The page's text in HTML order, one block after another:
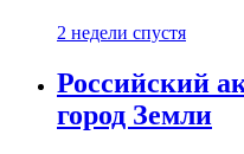
2 недели спустя
Российский
город Земли